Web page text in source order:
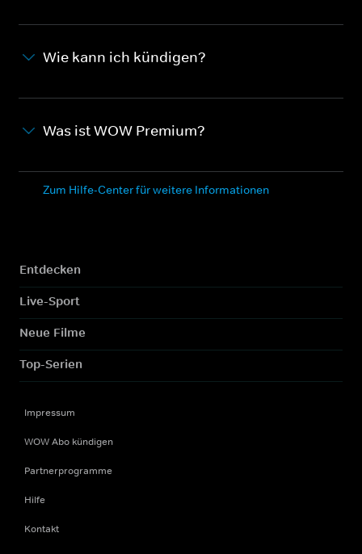
Wie kann ich kündigen?
Was ist WOW Premium?
Zum Hilfe-Center für weitere Informationen
Entdecken
Live-Sport
Neue Filme
Top-Serien
Impressum
WOW Abo kündigen
Partnerprogramme
Hilfe
Kontakt